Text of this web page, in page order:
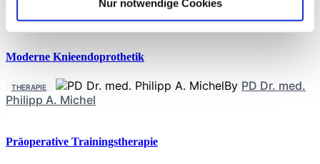
Nur notwendige Cookies
Moderne Knieendoprothetik
THERAPIE By PD Dr. med.
Philipp A. Michel
Präoperative Trainingstherapie